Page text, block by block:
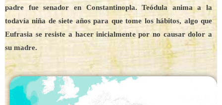
padre fue senador en Constantinopla. Teódula anima a la
todavía niña de siete años para que tome los hábitos, algo que
Eufrasia se resiste a hacer inicialmente por no causar dolor a
su madre.